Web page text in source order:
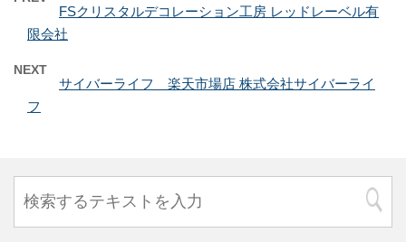
FSクリスタルデコレーション工房 レッドレーベル有
限会社
NEXT
サイバーライフ 楽天市場店 株式会社サイバーライ
フ